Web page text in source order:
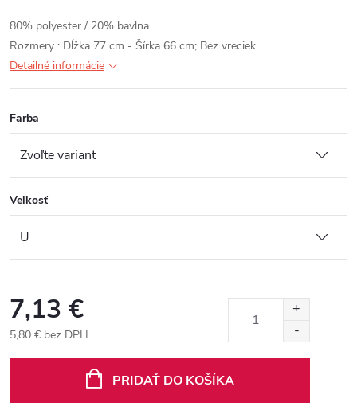
80% polyester / 20% bavlna
Rozmery : Dĺžka 77 cm - Šírka 66 cm; Bez vreciek
Detailné informácie
Farba
Veľkosť
7,13 €
5,80 € bez DPH
PRIDAŤ DO KOŠÍKA